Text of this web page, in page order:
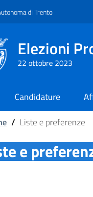
di Trento
Elezioni
22 ottobre 2023
Candidature
/ Liste e preferenze
e